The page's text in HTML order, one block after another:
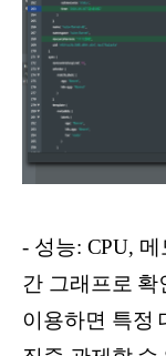
- 성능: CPU,
간 그래프로 확
이용하면 특정